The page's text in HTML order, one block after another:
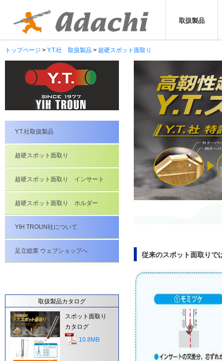
取扱製品
トップページ Y.T.社 取扱製品 超硬スポット面取り
従来のスポット面取りで
Y.T.社取扱製品
超硬スポット面取り
超硬スポット面取り インサート
超硬スポット面取り ホルダー
YIH TROUN社について
足立総業 ウェブショップへ
取扱製品カタログ
スポット面取り
カタログ
10.8MB